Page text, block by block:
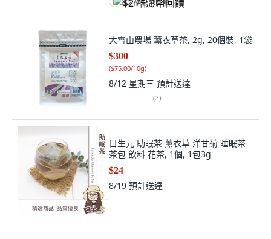
$2 酷澎幣回饋
大雪山農場 薰衣草茶, 2g, 20個裝, 1袋
$300
($75.00/10g)
8/12 星期三 預計送達
(3)
日生元 助眠茶 薰衣草 洋甘菊 睡眠茶
茶包 飲料 花茶, 1個, 1包3g
$24
8/19 預計送達